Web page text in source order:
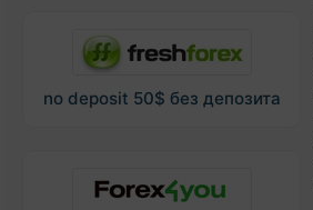
no deposit 50$ без депозита